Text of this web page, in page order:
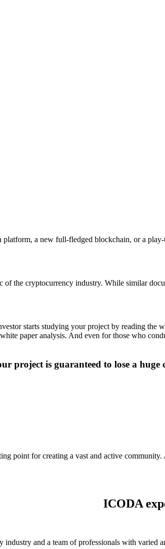
a new full-fledged blockchain, or a
the cryptocurrency industry. While similar
starts studying your project by reading
paper analysis. And even for those who
project is guaranteed to lose a
point for creating a vast and active
ICODA
industry and a team of professionals with